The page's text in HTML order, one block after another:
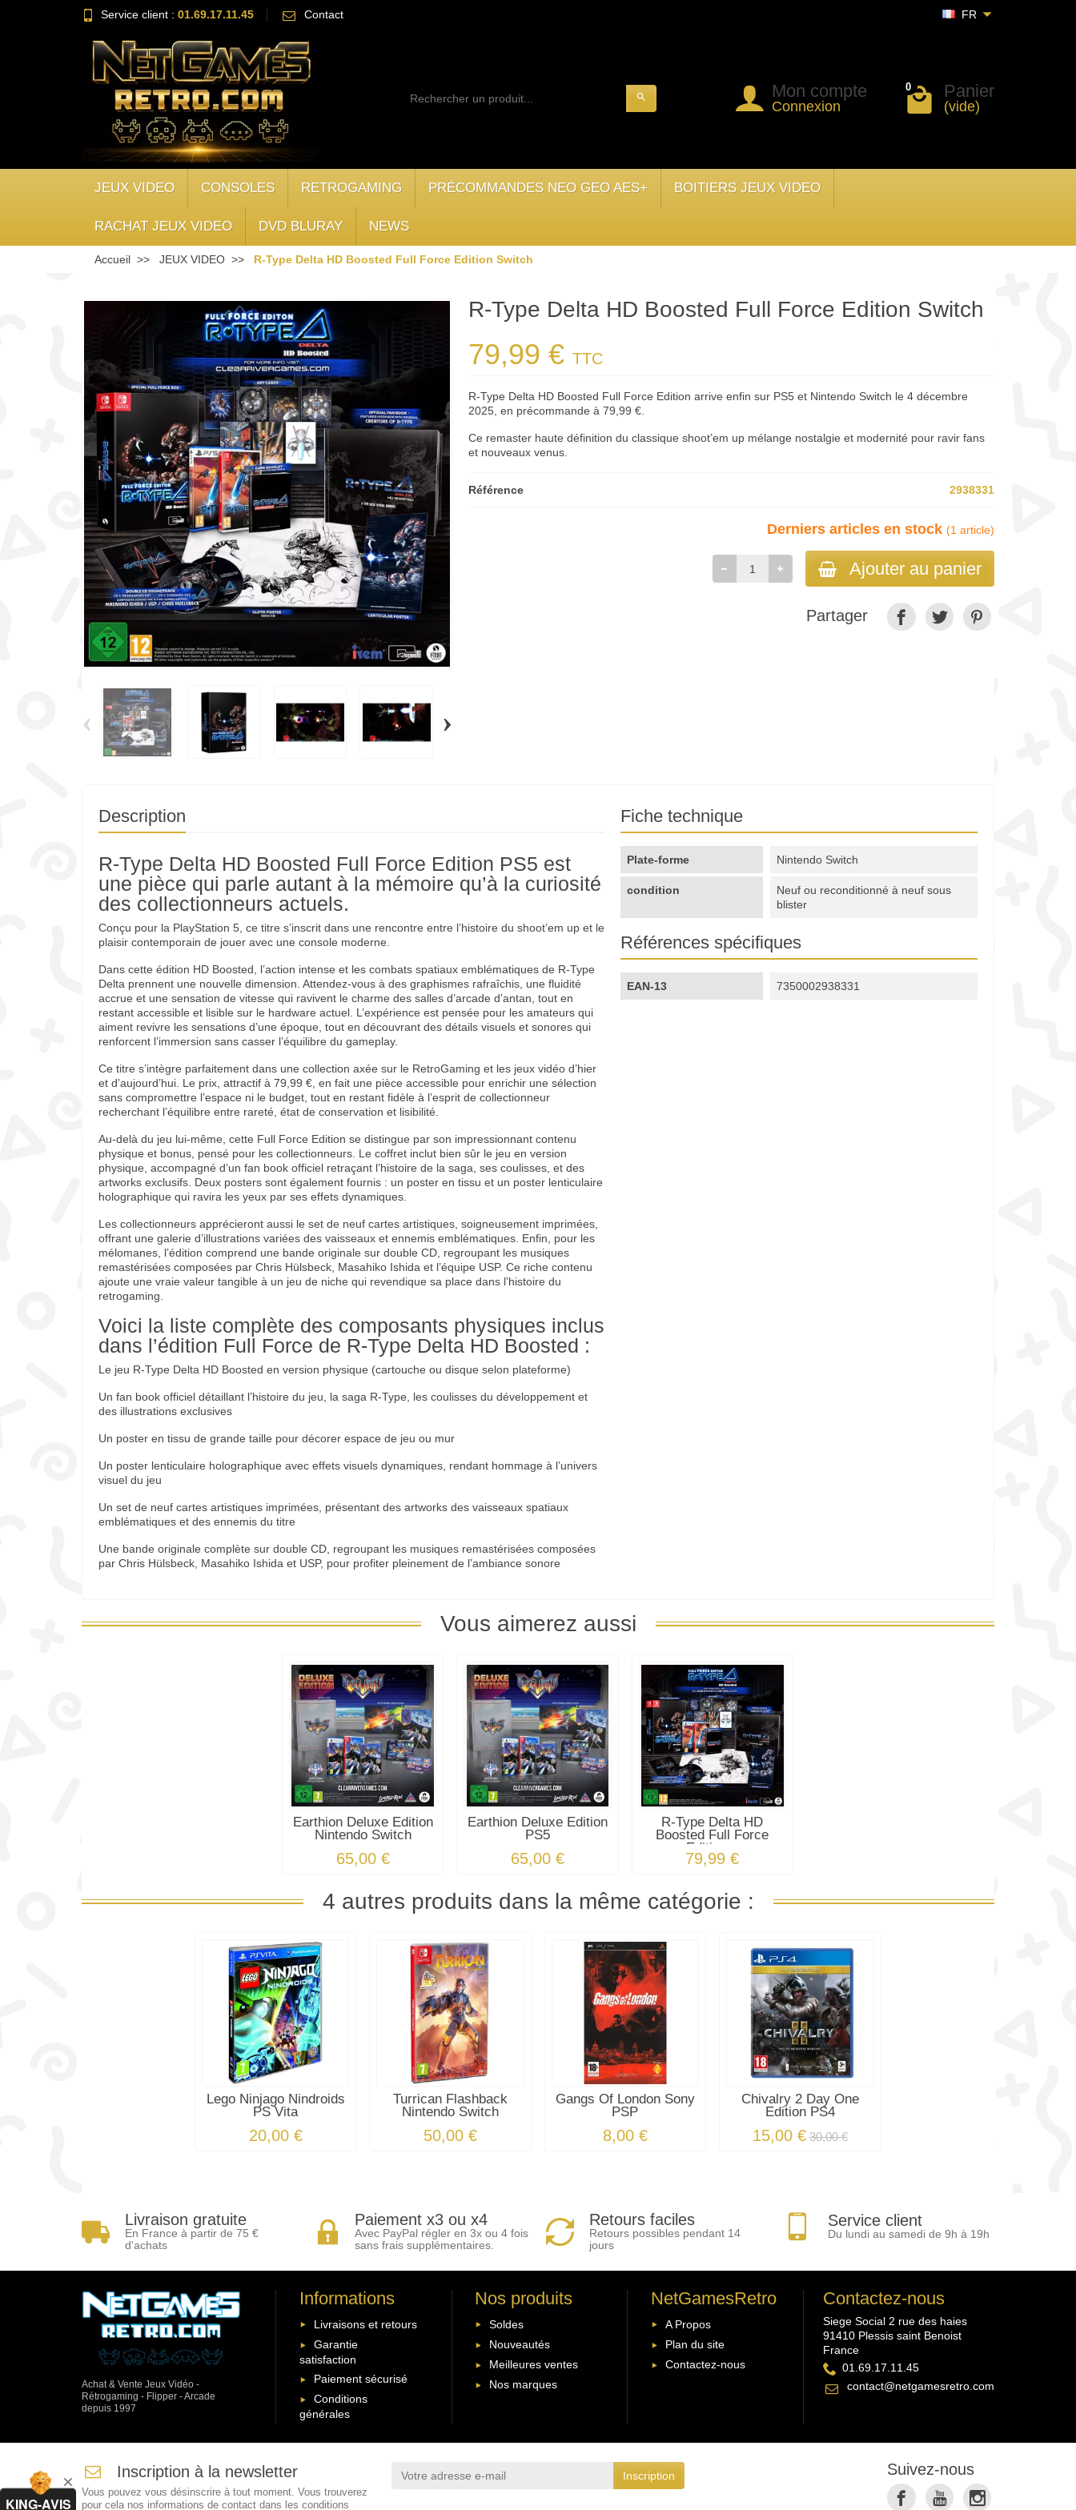
Service client : 01.69.17.11.45 Contact FR
search Mon compte
Connexion
0 Panier
(vide)
JEUX VIDEO CONSOLES RETROGAMING PRÉCOMMANDES NEO GEO AES+ BOITIERS JEUX VIDEO
RACHAT JEUX VIDEO DVD BLURAY NEWS
Accueil JEUX VIDEO R-Type Delta HD Boosted Full Force Edition Switch
‹ ›
R-Type Delta HD Boosted Full Force Edition Switch
79,99 €TTC
R-Type Delta HD Boosted Full Force Edition arrive enfin sur PS5 et Nintendo Switch le 4 décembre
2025, en précommande à 79,99 €.
Ce remaster haute définition du classique shoot’em up mélange nostalgie et modernité pour ravir fans
et nouveaux venus.
Référence 2938331
Derniers articles en stock (1 article)
Ajouter au panier
Partager
Description
R-Type Delta HD Boosted Full Force Edition PS5 est
une pièce qui parle autant à la mémoire qu’à la curiosité
des collectionneurs actuels.
Conçu pour la PlayStation 5, ce titre s’inscrit dans une rencontre entre l’histoire du shoot’em up et le
plaisir contemporain de jouer avec une console moderne.
Dans cette édition HD Boosted, l’action intense et les combats spatiaux emblématiques de R-Type
Delta prennent une nouvelle dimension. Attendez-vous à des graphismes rafraîchis, une fluidité
accrue et une sensation de vitesse qui ravivent le charme des salles d’arcade d’antan, tout en
restant accessible et lisible sur le hardware actuel. L’expérience est pensée pour les amateurs qui
aiment revivre les sensations d’une époque, tout en découvrant des détails visuels et sonores qui
renforcent l’immersion sans casser l’équilibre du gameplay.
Ce titre s’intègre parfaitement dans une collection axée sur le RetroGaming et les jeux vidéo d’hier
et d’aujourd’hui. Le prix, attractif à 79,99 €, en fait une pièce accessible pour enrichir une sélection
sans compromettre l’espace ni le budget, tout en restant fidèle à l’esprit de collectionneur
recherchant l’équilibre entre rareté, état de conservation et lisibilité.
Au-delà du jeu lui-même, cette Full Force Edition se distingue par son impressionnant contenu
physique et bonus, pensé pour les collectionneurs. Le coffret inclut bien sûr le jeu en version
physique, accompagné d’un fan book officiel retraçant l’histoire de la saga, ses coulisses, et des
artworks exclusifs. Deux posters sont également fournis : un poster en tissu et un poster lenticulaire
holographique qui ravira les yeux par ses effets dynamiques.
Les collectionneurs apprécieront aussi le set de neuf cartes artistiques, soigneusement imprimées,
offrant une galerie d’illustrations variées des vaisseaux et ennemis emblématiques. Enfin, pour les
mélomanes, l’édition comprend une bande originale sur double CD, regroupant les musiques
remastérisées composées par Chris Hülsbeck, Masahiko Ishida et l’équipe USP. Ce riche contenu
ajoute une vraie valeur tangible à un jeu de niche qui revendique sa place dans l’histoire du
retrogaming.
Voici la liste complète des composants physiques inclus
dans l’édition Full Force de R-Type Delta HD Boosted :
Le jeu R-Type Delta HD Boosted en version physique (cartouche ou disque selon plateforme)
Un fan book officiel détaillant l’histoire du jeu, la saga R-Type, les coulisses du développement et
des illustrations exclusives
Un poster en tissu de grande taille pour décorer espace de jeu ou mur
Un poster lenticulaire holographique avec effets visuels dynamiques, rendant hommage à l’univers
visuel du jeu
Un set de neuf cartes artistiques imprimées, présentant des artworks des vaisseaux spatiaux
emblématiques et des ennemis du titre
Une bande originale complète sur double CD, regroupant les musiques remastérisées composées
par Chris Hülsbeck, Masahiko Ishida et USP, pour profiter pleinement de l’ambiance sonore
Fiche technique
Plate-forme Nintendo Switch
condition
Neuf ou reconditionné à neuf sous
blister
Références spécifiques
EAN-13 7350002938331
Vous aimerez aussi
Earthion Deluxe Edition
Nintendo Switch
65,00 €
Earthion Deluxe Edition
PS5
65,00 €
R-Type Delta HD
Boosted Full Force
Edition...
79,99 €
4 autres produits dans la même catégorie :
Lego Ninjago Nindroids
PS Vita
20,00 €
Turrican Flashback
Nintendo Switch
50,00 €
Gangs Of London Sony
PSP
8,00 €
Chivalry 2 Day One
Edition PS4
15,00 € 30,00 €
Livraison gratuite
En France à partir de 75 €
d'achats
Paiement x3 ou x4
Avec PayPal régler en 3x ou 4 fois
sans frais supplémentaires.
Retours faciles
Retours possibles pendant 14
jours
Service client
Du lundi au samedi de 9h à 19h
Achat & Vente Jeux Vidéo -
Rétrogaming - Flipper - Arcade
depuis 1997
Informations
Livraisons et retours
Garantie
satisfaction
Paiement sécurisé
Conditions
générales
Nos produits
Soldes
Nouveautés
Meilleures ventes
Nos marques
NetGamesRetro
A Propos
Plan du site
Contactez-nous
Contactez-nous
Siege Social 2 rue des haies
91410 Plessis saint Benoist
France
01.69.17.11.45
contact@netgamesretro.com
Inscription à la newsletter
Vous pouvez vous désinscrire à tout moment. Vous trouverez
pour cela nos informations de contact dans les conditions
Suivez-nous
KING-AVIS